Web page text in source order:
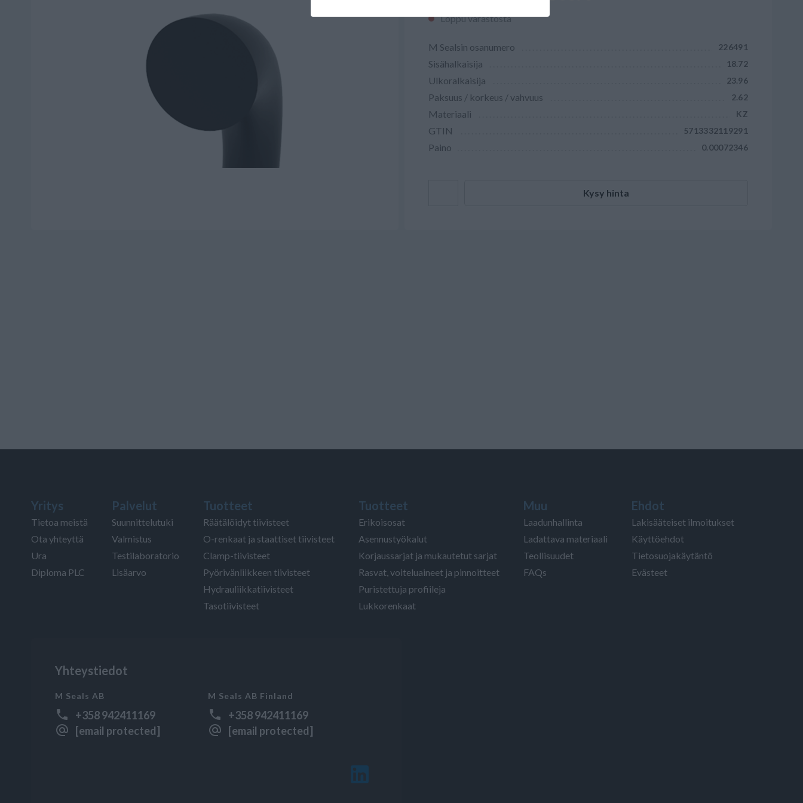
Loppu varastosta
M Sealsin osanumero 226491
Sisähalkaisija 18.72
Ulkoralkaisija 23.96
Paksuus / korkeus / vahvuus 2.62
Materiaali KZ
GTIN 5713332119291
Paino 0.00072346
Kysy hinta
Yritys
Tietoa meistä
Ota yhteyttä
Ura
Diploma PLC
Palvelut
Suunnittelutuki
Valmistus
Testilaboratorio
Lisäarvo
Tuotteet
Räätälöidyt tiivisteet
O-renkaat ja staattiset tiivisteet
Clamp-tiivisteet
Pyörivänliikkeen tiivisteet
Hydrauliikkatiivisteet
Tasotiivisteet
Tuotteet
Erikoisosat
Asennustyökalut
Korjaussarjat ja mukautetut sarjat
Rasvat, voiteluaineet ja pinnoitteet
Puristettuja profiileja
Lukkorenkaat
Muu
Laadunhallinta
Ladattava materiaali
Teollisuudet
FAQs
Ehdot
Lakisääteiset ilmoitukset
Käyttöehdot
Tietosuojakäytäntö
Evästeet
Yhteystiedot
M Seals AB
+358 942411169
[email protected]
M Seals AB Finland
+358 942411169
[email protected]